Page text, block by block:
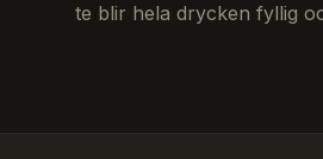
te blir hela drycken fyllig